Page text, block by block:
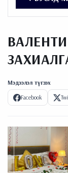
Мэдээлэл түгээх
Facebook